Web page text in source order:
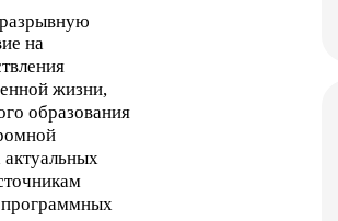
на
жизни,
образования